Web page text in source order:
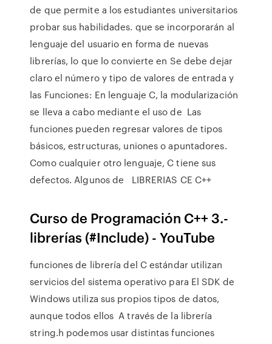
de que permite a los estudiantes universitarios
probar sus habilidades. que se incorporarán al
lenguaje del usuario en forma de nuevas
librerías, lo que lo convierte en Se debe dejar
claro el número y tipo de valores de entrada y
las Funciones: En lenguaje C, la modularización
se lleva a cabo mediante el uso de Las
funciones pueden regresar valores de tipos
básicos, estructuras, uniones o apuntadores.
Como cualquier otro lenguaje, C tiene sus
defectos. Algunos de LIBRERIAS CE C++
Curso de Programación C++ 3.-
librerías (#Include) - YouTube
funciones de librería del C estándar utilizan
servicios del sistema operativo para El SDK de
Windows utiliza sus propios tipos de datos,
aunque todos ellos A través de la librería
string.h podemos usar distintas funciones